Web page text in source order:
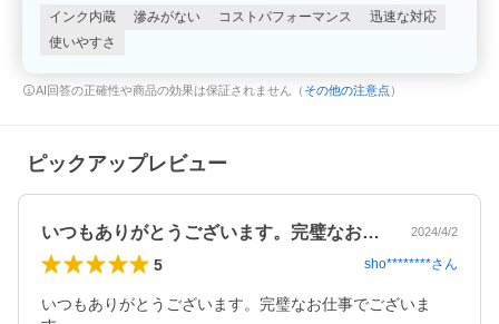
インク内蔵 滲みがない コストパフォーマンス
迅速な対応
使いやすさ
AI回答の正確性や商品の効果は保証されません（ その他の注意点 ）
ピックアップレビュー
いつもありがとうございます。完璧なお仕… 2024/4/2
5 sho********さん
いつもありがとうございます。完璧なお仕事でございま